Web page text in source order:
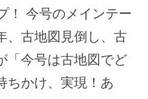
！ 今号のメインテー
、古地図見倒し、古
「今号は古地図でど
ちかけ、実現！あ